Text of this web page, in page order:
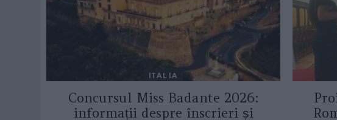
ITALIA
Concursul Miss Badante 2026:
informații despre înscrieri și